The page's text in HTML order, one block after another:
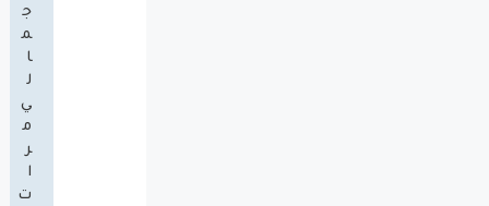
ج
م
ا
ل
ي
م
ر
ا
ت